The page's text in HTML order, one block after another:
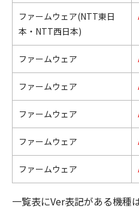
ファームウェア(NTT東日
本・NTT西日本)
ファームウェア
ファームウェア
ファームウェア
ファームウェア
ファームウェア
一覧表にVer表記がある機種